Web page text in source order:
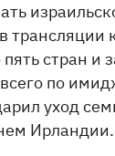
трансляции
пять стран и
по
уход
Ирландии.